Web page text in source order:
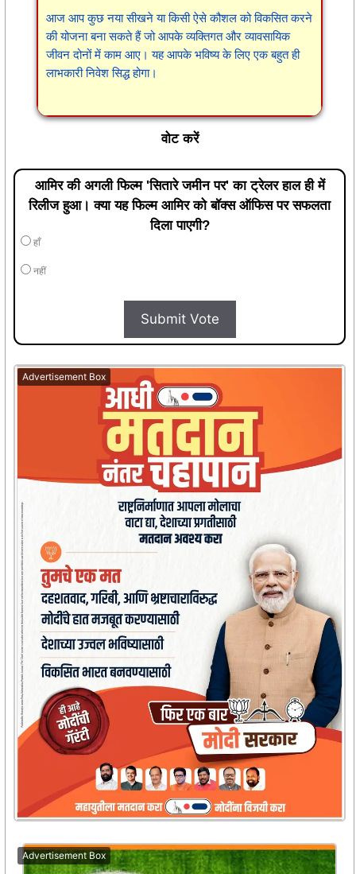
आज आप कुछ नया सीखने या किसी ऐसे कौशल को विकसित करने
की योजना बना सकते हैं जो आपके व्यक्तिगत और व्यावसायिक
जीवन दोनों में काम आए। यह आपके भविष्य के लिए एक बहुत ही
लाभकारी निवेश सिद्ध होगा।
वोट करें
आमिर की अगली फिल्म 'सितारे जमीन पर' का ट्रेलर हाल ही में
रिलीज हुआ। क्या यह फिल्म आमिर को बॉक्स ऑफिस पर सफलता
दिला पाएगी?
हाँ
नहीं
Submit Vote
Advertisement Box
Advertisement Box